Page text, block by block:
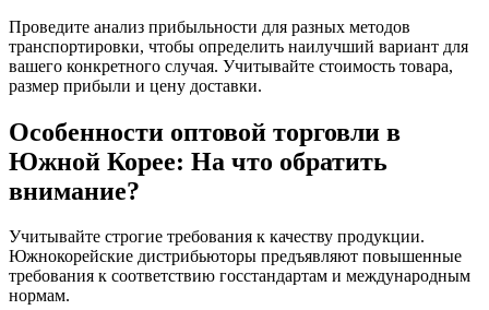
Проведите анализ прибыльности для разных методов
транспортировки, чтобы определить наилучший вариант для
вашего конкретного случая. Учитывайте стоимость товара,
размер прибыли и цену доставки.
Особенности оптовой торговли в
Южной Корее: На что обратить
внимание?
Учитывайте строгие требования к качеству продукции.
Южнокорейские дистрибьюторы предъявляют повышенные
требования к соответствию госстандартам и международным
нормам.